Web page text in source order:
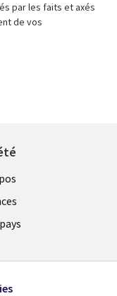
par les faits et axés
de vos